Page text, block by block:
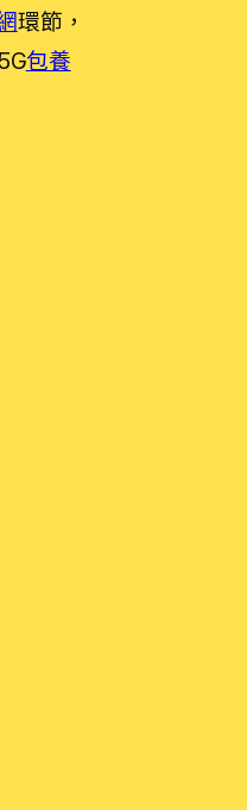
環節，
包養